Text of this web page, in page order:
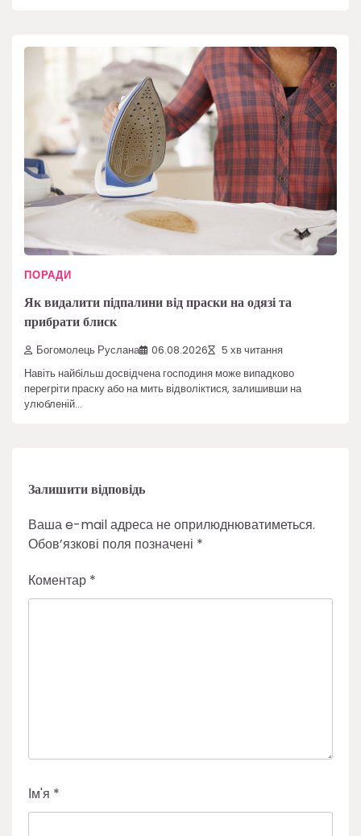
ПОРАДИ
Як видалити підпалини від праски на одязі та
прибрати блиск
Богомолець Руслана 06.08.2026 5 хв читання
Навіть найбільш досвідчена господиня може випадково
перегріти праску або на мить відволіктися, залишивши на
улюбленій…
Залишити відповідь
Ваша e-mail адреса не оприлюднюватиметься.
Обов’язкові поля позначені *
Коментар *
Ім'я *